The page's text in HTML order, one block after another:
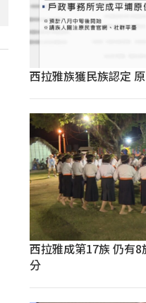
西拉雅族獲民族認定
西拉雅成第17族 仍有
分